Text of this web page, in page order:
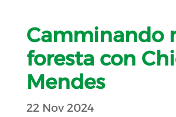
Camminando
foresta con
Mendes
22 Nov 2024